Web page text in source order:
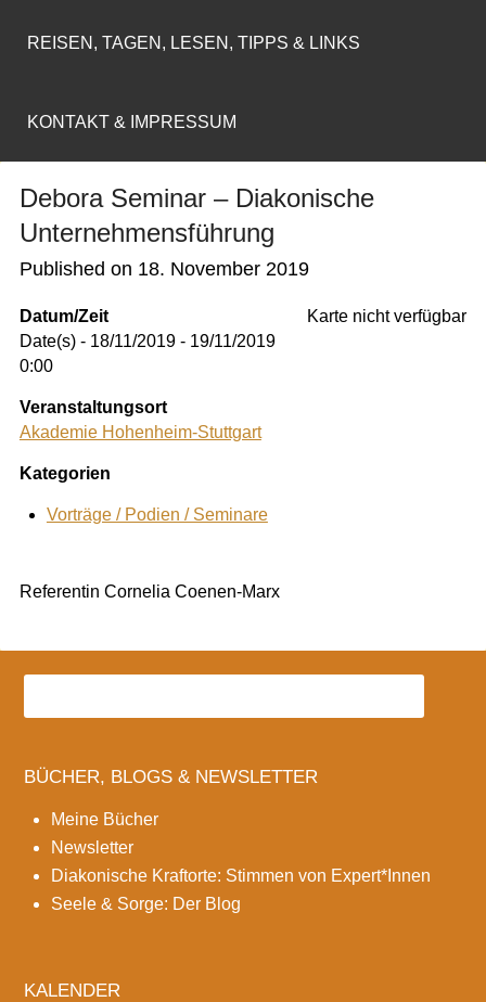
REISEN, TAGEN, LESEN, TIPPS & LINKS
KONTAKT & IMPRESSUM
Debora Seminar – Diakonische
Unternehmensführung
Published on 18. November 2019
Karte nicht verfügbar
Datum/Zeit
Date(s) - 18/11/2019 - 19/11/2019
0:00
Veranstaltungsort
Akademie Hohenheim-Stuttgart
Kategorien
Vorträge / Podien / Seminare
Referentin Cornelia Coenen-Marx
BÜCHER, BLOGS & NEWSLETTER
Meine Bücher
Newsletter
Diakonische Kraftorte: Stimmen von Expert*Innen
Seele & Sorge: Der Blog
KALENDER